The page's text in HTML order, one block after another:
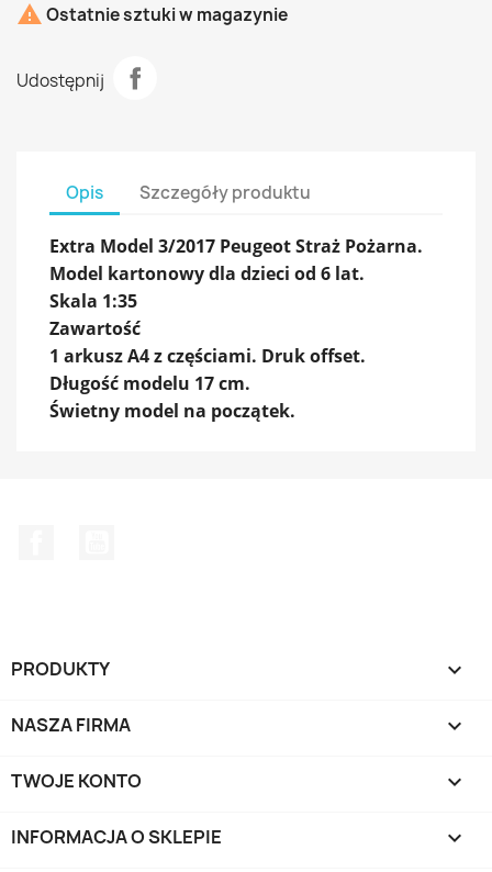
 Ostatnie sztuki w magazynie
Udostępnij
Opis Szczegóły produktu
Extra Model 3/2017 Peugeot Straż Pożarna.
Model kartonowy dla dzieci od 6 lat.
Skala 1:35
Zawartość
1 arkusz A4 z częściami. Druk offset.
Długość modelu 17 cm.
Świetny model na początek.
PRODUKTY 
NASZA FIRMA 
TWOJE KONTO 
INFORMACJA O SKLEPIE keyboard_arrow_down